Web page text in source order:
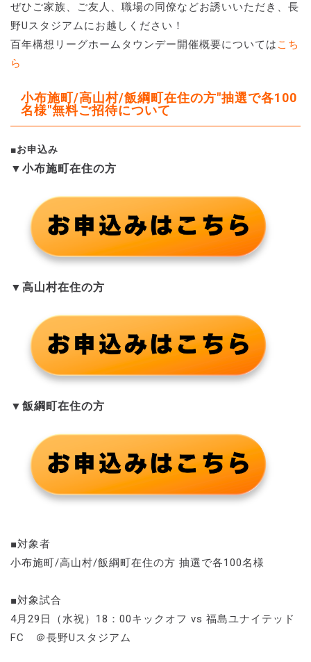
ぜひご家族、ご友人、職場の同僚などお誘いいただき、長
野Uスタジアムにお越しください！
百年構想リーグホームタウンデー開催概要については こち
ら
小布施町/高山村/飯綱町在住の方"抽選で各100
名様"無料ご招待について
■お申込み
▼小布施町在住の方
▼高山村在住の方
▼飯綱町在住の方
■対象者
小布施町/高山村/飯綱町在住の方 抽選で各100名様
■対象試合
4月29日（水祝）18：00キックオフ vs 福島ユナイテッド
FC ＠長野Uスタジアム